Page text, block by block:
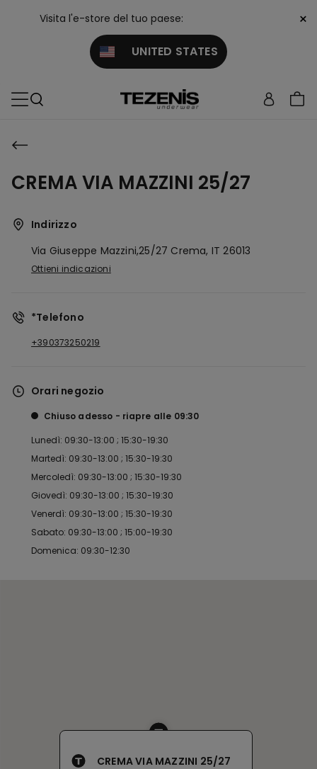
Visita l'e-store del tuo paese:
UNITED STATES
×
CREMA VIA MAZZINI 25/27
Indirizzo
Via Giuseppe Mazzini,25/27 Crema, IT26013
Ottieni indicazioni
*Telefono
+390373250219
Orari negozio
Chiuso adesso riapre alle 09:30
Lunedì: 09:30-13:00 ; 15:30-19:30
Martedì: 09:30-13:00 ; 15:30-19:30
Mercoledì: 09:30-13:00 ; 15:30-19:30
Giovedì: 09:30-13:00 ; 15:30-19:30
Venerdì: 09:30-13:00 ; 15:30-19:30
Sabato: 09:30-13:00 ; 15:00-19:30
Domenica: 09:30-12:30
CREMA VIA MAZZINI 25/27